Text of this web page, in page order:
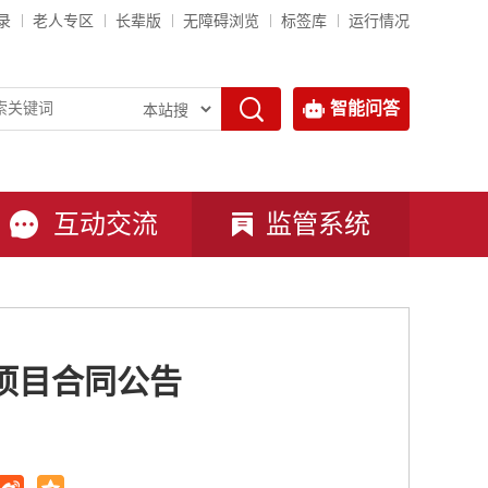
老人专区 长辈版 无障碍浏览 标签库 运行情况
智能问答
互动交流 监管系统
目合同公告